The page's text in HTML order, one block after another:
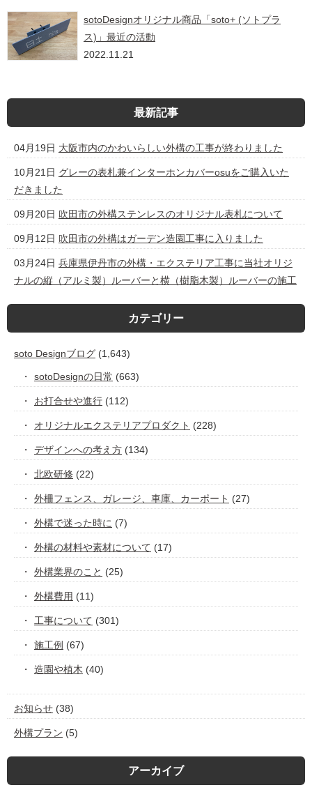
sotoDesignオリジナル商品「soto+ (ソトプラ
ス)」最近の活動
2022.11.21
最新記事
04月19日 大阪市内のかわいらしい外構の工事が終わりました
10月21日 グレーの表札兼インターホンカバーosuをご購入いた
だきました
09月20日 吹田市の外構ステンレスのオリジナル表札について
09月12日 吹田市の外構はガーデン造園工事に入りました
03月24日 兵庫県伊丹市の外構・エクステリア工事に当社オリジ
ナルの縦（アルミ製）ルーバーと横（樹脂木製）ルーバーの施工
カテゴリー
soto Designブログ (1,643)
sotoDesignの日常 (663)
お打合せや進行 (112)
オリジナルエクステリアプロダクト (228)
デザインへの考え方 (134)
北欧研修 (22)
外柵フェンス、ガレージ、車庫、カーポート (27)
外構で迷った時に (7)
外構の材料や素材について (17)
外構業界のこと (25)
外構費用 (11)
工事について (301)
施工例 (67)
造園や植木 (40)
お知らせ (38)
外構プラン (5)
アーカイブ